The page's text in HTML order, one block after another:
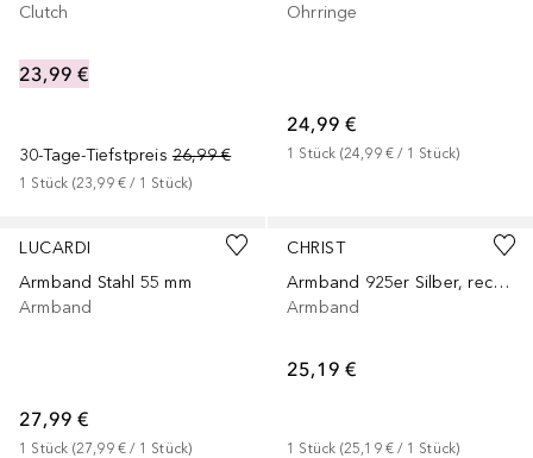
Clutch
23,99 €
30-Tage-Tiefstpreis 26,99 €
1 Stück (23,99 € / 1 Stück)
Ohrringe
24,99 €
1 Stück (24,99 € / 1 Stück)
LUCARDI
Armband Stahl 55 mm
Armband
27,99 €
1 Stück (27,99 € / 1 Stück)
CHRIST
Armband 925er Silber, recycelt
Armband
25,19 €
1 Stück (25,19 € / 1 Stück)